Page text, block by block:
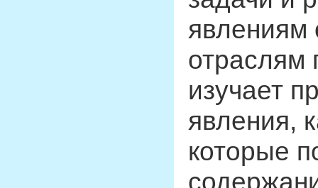
явлениям
отраслям
изучает
явления,
которые